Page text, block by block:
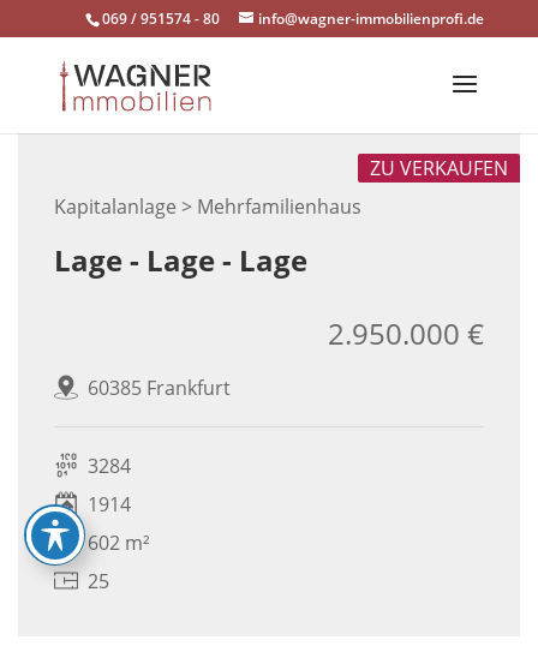
to
content
069 / 951574 - 80 info@wagner-immobilienprofi.de
Kapitalanlage > Mehrfamilienhaus
ZU VERKAUFEN
Lage - Lage - Lage
60385 Frankfurt
2.950.000 €
3284
1914
602 m²
25